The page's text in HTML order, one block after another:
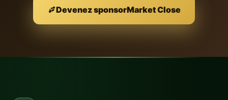
Devenez sponsorMarket Close